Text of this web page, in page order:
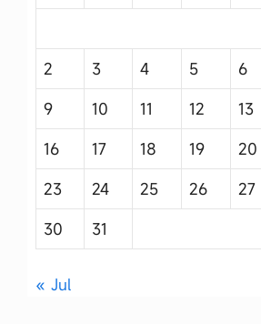
2
3 4 5 6
9
10 11 12 13
16
17 18 19 20
23
24 25 26 27
30
31
« Jul